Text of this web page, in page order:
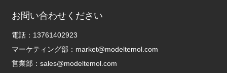
お問い合わせください
電話： 13761402923
マーケティング部： market@modeltemol.com
営業部：sales@modeltemol.com